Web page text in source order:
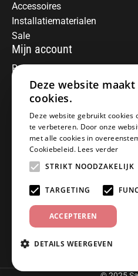
Accessoires
Installatiematerialen
Sale
Mijn account
Registreren
Mijn bestellingen
Informatie
Over ons
Algemene voorwaarden
Disclaimer
Privacy Policy
Betaalmethoden
Retourneren
Klantenservice
Offerte aanvragen
Contact
Deze website
cookies.
Deze website gebruikt
te verbeteren. Door onze
met alle cookies in
Cookiebeleid. Lees verder
STRIKT NOODZAKELIJK
TARGETING
ACCEPTEREN
DETAILS WEERGEVEN